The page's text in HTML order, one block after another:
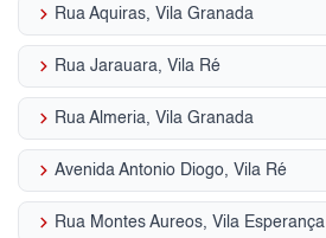
keyboard_arrow_right Rua Aquiras, Vila Granada
keyboard_arrow_right Rua Jarauara, Vila Ré
keyboard_arrow_right Rua Almeria, Vila Granada
keyboard_arrow_right Avenida Antonio Diogo, Vila Ré
keyboard_arrow_right Rua Montes Aureos, Vila Esperança